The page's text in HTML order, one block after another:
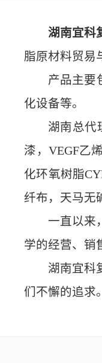
湖南宜科
脂原材料贸易
产品主要
化设备等。
湖南总代
漆，VEGF乙
化环氧树脂
纤布，天马无
一直以来
学的经营、销
湖南宜科
们不懈的追求